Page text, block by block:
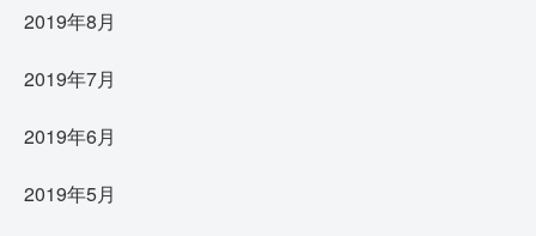
2019年8月
2019年7月
2019年6月
2019年5月